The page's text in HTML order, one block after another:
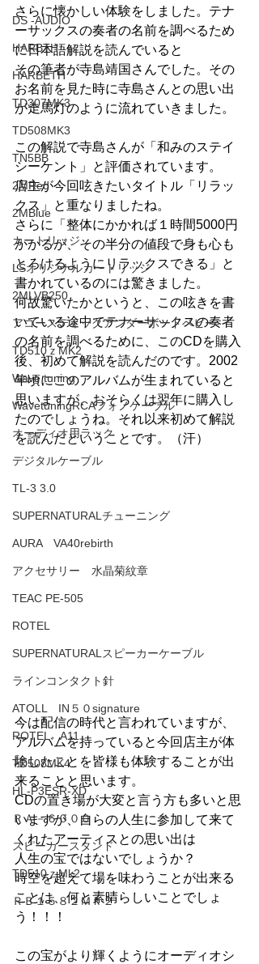
DS -AUDIO
HARBTH
HARBETH
TD307MK3
TD508MK3
TN5BB
2MRed
2MBlue
カートリッジ
LSオリジナルカートリッジ
2MLVB250
アコースティックアンダーボードベビー
TD510ｚMK2
Wave tuning
WavetuningRCAフォノケーブル
オーディオ用ラック
デジタルケーブル
TL-3 3.0
SUPERNATURALチューニング
AURA VA40rebirth
アクセサリー 水晶菊紋章
TEAC PE-505
ROTEL
SUPERNATURALスピーカーケーブル
ラインコンタクト針
ATOLL IN５０signature
ROTEL A11
TD508MK4
HL-P3ESR-XD
ＲＡ－６０００
スピーカースタンド
TD510ｚMk2
ＲＢ１５８２Ｍｋ２
さらに懐かしい体験をしました。テナ
ーサックスの奏者の名前を調べるため
に日本語解説を読んでいると
その筆者が寺島靖国さんでした。その
お名前を見た時に寺島さんとの思い出
が走馬灯のように流れていきました。
この解説で寺島さんが「和みのステイ
シーケント」と評価されています。
店主が今回呟きたいタイトル「リラッ
クス」と重なりましたね。
さらに「整体にかかれば１時間5000円
かかるが、その半分の値段で身も心も
とろけるようにリラックスできる」と
書かれているのには驚きました。
何故驚いたかというと、この呟きを書
いている途中でテナーサックスの奏者
の名前を調べるために、このCDを購入
後、初めて解説を読んだのです。2002
年頃にこのアルバムが生まれていると
思いますが、おそらくは翌年に購入し
たのでしょうね。それ以来初めて解説
を読んだということです。（汗）
今は配信の時代と言われていますが、
アルバムを持っていると今回店主が体
験したことを皆様も体験することが出
来ることと思います。
CDの置き場が大変と言う方も多いと思
いますが、自らの人生に参加して来て
くれたアーティスとの思い出は
人生の宝ではないでしょうか？
時空を超えて場を味わうことが出来る
ことは、何と素晴らしいことでしょ
う！！！
この宝がより輝くようにオーディオシ